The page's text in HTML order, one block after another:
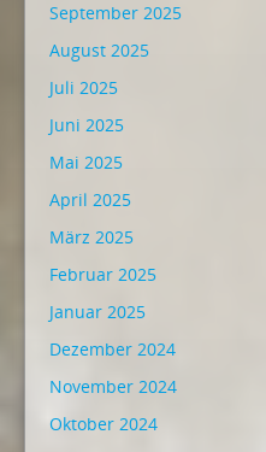
September 2025
August 2025
Juli 2025
Juni 2025
Mai 2025
April 2025
März 2025
Februar 2025
Januar 2025
Dezember 2024
November 2024
Oktober 2024